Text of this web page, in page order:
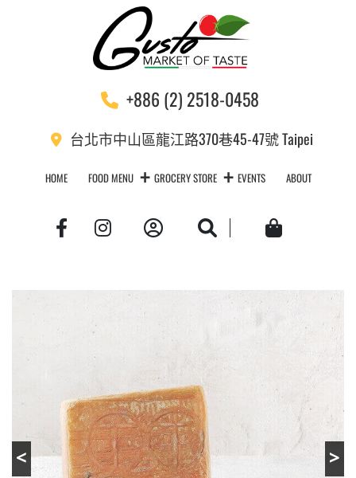
+886 (2) 2518-0458
台北市中山區龍江路370巷45-47號 Taipei
HOME FOOD MENU GROCERY STORE EVENTS ABOUT
Account Search Cart